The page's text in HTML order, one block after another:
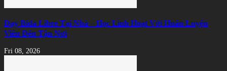
Dạy Bida Libre Tại Nhà – Học Linh Hoạt Với Huấn Luyện
Viên Đến Tận Nơi
Fri 08, 2026